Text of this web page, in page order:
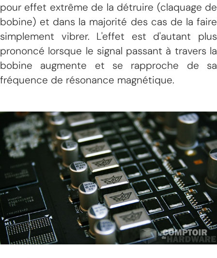
pour effet extrême de la détruire (claquage de
bobine) et dans la majorité des cas de la faire
simplement vibrer. L'effet est d'autant plus
prononcé lorsque le signal passant à travers la
bobine augmente et se rapproche de sa
fréquence de résonance magnétique.